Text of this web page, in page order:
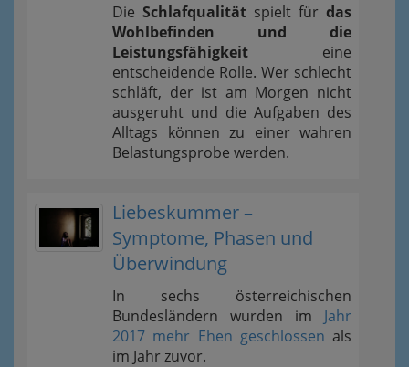
Die Schlafqualität spielt für das
Wohlbefinden und die
Leistungsfähigkeit eine
entscheidende Rolle. Wer schlecht
schläft, der ist am Morgen nicht
ausgeruht und die Aufgaben des
Alltags können zu einer wahren
Belastungsprobe werden.
Liebeskummer –
Symptome, Phasen und
Überwindung
In sechs österreichischen
Bundesländern wurden im Jahr
2017 mehr Ehen geschlossen als
im Jahr zuvor.